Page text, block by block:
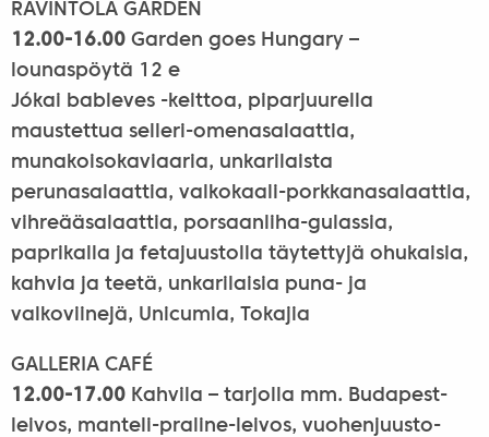
RAVINTOLA GARDEN
12.00-16.00Garden goes Hungary –
lounaspöytä 12 e
Jókai bableves -keittoa, piparjuurella
maustettua selleri-omenasalaattia,
munakoisokaviaaria, unkarilaista
perunasalaattia, valkokaali-porkkanasalaattia,
vihreääsalaattia, porsaanliha-gulassia,
paprikalla ja fetajuustolla täytettyjä ohukaisia,
kahvia ja teetä, unkarilaisia puna- ja
valkoviinejä, Unicumia, Tokajia
GALLERIA CAFÉ
12.00-17.00Kahvila – tarjolla mm. Budapest-
leivos, manteli-praline-leivos, vuohenjuusto-